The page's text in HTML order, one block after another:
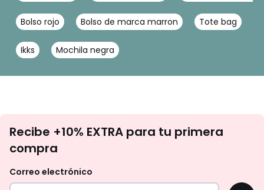
Bolso rojo Bolso de marca marron Tote bag
Ikks Mochila negra
te
tu
Recibe +10% EXTRA para tu primera
compra
Correo electrónico